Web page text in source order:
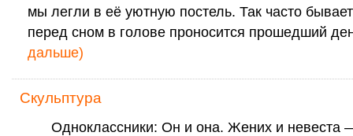
мы легли в её уютную постель. Так часто
перед сном в голове проносится прошедший
дальше)
Скульптура
Одноклассники: Он и она. Жених и невеста